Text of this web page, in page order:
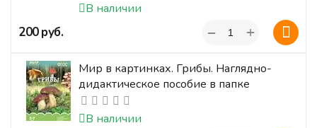
В наличии
‍200‍руб. +
−
Мир в картинках. Грибы. Наглядно-
дидактическое пособие в папке
В наличии